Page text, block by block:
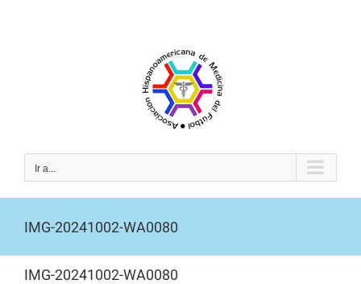
Ir a...
IMG-20241002-WA0080
IMG-20241002-WA0080